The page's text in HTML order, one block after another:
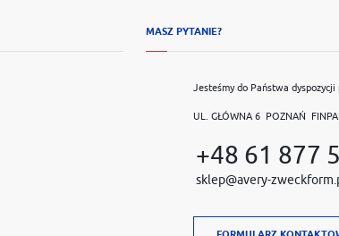
MASZ PYTANIE?
Jesteśmy do Państwa dyspozycji
UL. GŁÓWNA 6 POZNAŃ
+48 61 877
sklep@avery-